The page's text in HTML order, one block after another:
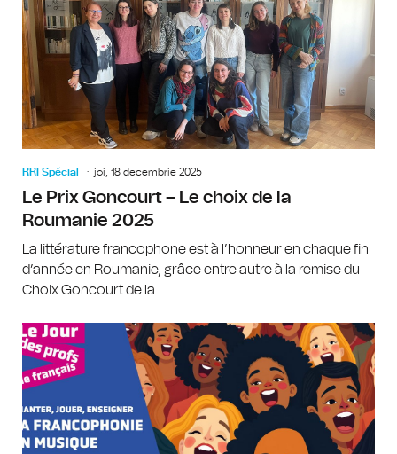
RRI Spécial joi, 18 decembrie 2025
Le Prix Goncourt – Le choix de la
Roumanie 2025
La littérature francophone est à l’honneur en chaque fin
d’année en Roumanie, grâce entre autre à la remise du
Choix Goncourt de la...